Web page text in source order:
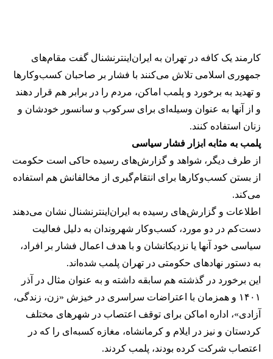
کارمند یک کافه در تهران به ایران‌اینترنشنال گفت مقام‌های
جمهوری اسلامی تلاش می‌کنند با فشار بر صاحبان کسب‌وکارها
و تهدید به برخورد و پلمب اماکن، مردم را در برابر هم قرار دهند
و از آنها به عنوان وسیله‌ای برای سرکوب و سانسور خودشان و
زنان استفاده کنند.
پلمب به مثابه ابزار فشار سیاسی
از طرف دیگر، شواهد و گزارش‌های رسیده حاکی است حکومت
از بستن کسب‌وکارها برای انتقام‌گیری از مخالفانش هم استفاده
می‌کند.
اطلاعات و گزارش‌های رسیده به ایران‌اینترنشنال نشان می‌دهند
دست‌کم در دو مورد، کسب‌وکار شهروندان به دلیل فعالیت
سیاسی خود آنها یا نزدیکانشان و با هدف اعمال فشار بر افراد،
به دستور نهادهای حکومتی در تهران پلمب شده‌اند.
این برخورد در گذشته هم سابقه داشته و به عنوان مثال در آذر
۱۴۰۱ و همزمان با اعتراضات سراسری در خیزش «زن، زندگی،
آزادی»، اداره اماکن برای توقف اعتصاب در شهرهای مختلف
کردستان و نیز در ایلام و کرمانشاه، مغازه کسبه‌ای را که در
اعتصاب شرکت کرده بودند، پلمب کردند.